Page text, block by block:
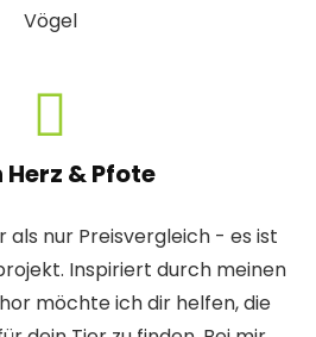
Vögel
Herz & Pfote
nur Preisvergleich - es ist
Inspiriert durch meinen
möchte ich dir helfen, die